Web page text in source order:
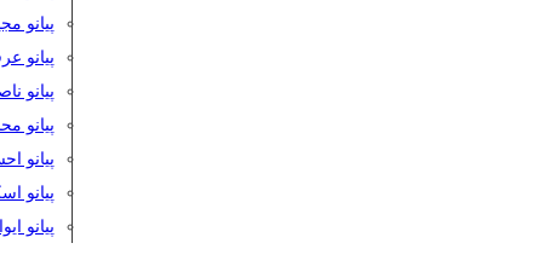
پیانو
پیانو
پیانو
پیانو
پیانو
پیانو
پیانو